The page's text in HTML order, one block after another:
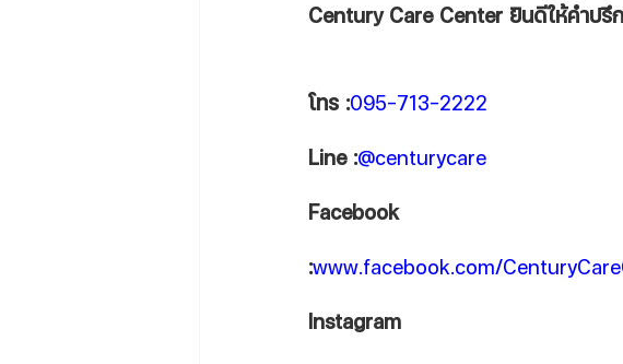
Century Care Center ยินดีให้คำปรึ
โทร :095-713-2222
Line :@centurycare
Facebook
:www.facebook.com/
Instagram